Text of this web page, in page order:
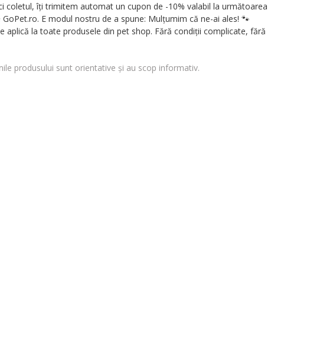
produsului sunt orientative și au scop informativ.
coletul, îți trimitem automat un cupon de -10% valabil la următoarea
E modul nostru de a spune: Mulțumim că ne-ai ales! 🐾
aplică la toate produsele din pet shop. Fără condiții complicate, fără